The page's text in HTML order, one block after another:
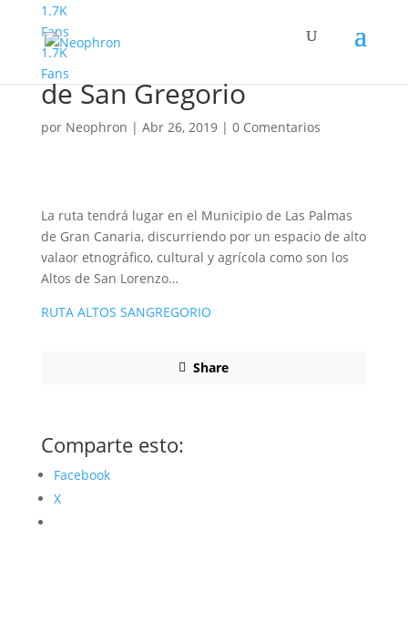
1.7K
Fans
1.7K
Fans
Familyphron Ruta Altos
de San Gregorio
por Neophron | Abr 26, 2019| 0 Comentarios
La ruta tendrá lugar en el Municipio de Las Palmas
de Gran Canaria, discurriendo por un espacio de alto
valaor etnográfico, cultural y agrícola como son los
Altos de San Lorenzo…
RUTA ALTOS SANGREGORIO
Share
Comparte esto:
Facebook
X